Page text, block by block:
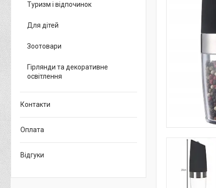
Туризм і відпочинок
Для дітей
Зоотовари
Гірлянди та декоративне
освітлення
Контакти
Оплата
Відгуки